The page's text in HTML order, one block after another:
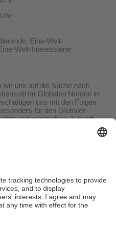
Eine-Welt-
Welt-Interessierte
uns auf die Suche nach
im Globalen Norden in
uns mit den Folgen
für den Globalen
und nachhaltige Zukunft
zugute kommt? Dabei spielt
große Rolle.
findet online via